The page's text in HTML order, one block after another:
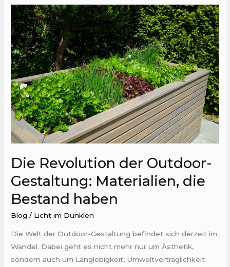
Die Revolution der Outdoor-
Gestaltung: Materialien, die
Bestand haben
Blog / Licht im Dunklen
Die Welt der Outdoor-Gestaltung befindet sich derzeit im
Wandel. Dabei geht es nicht mehr nur um Ästhetik,
sondern auch um Langlebigkeit, Umweltverträglichkeit
Die
Revolution
der
Outdoor-
Gestaltung:
Materialien,
die
Bestand
haben